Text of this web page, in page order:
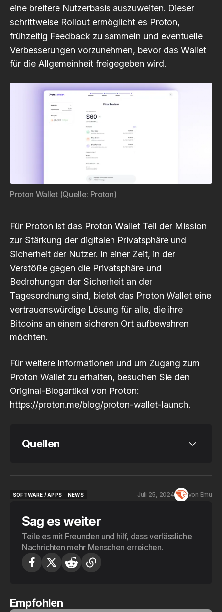
eine breitere Nutzerbasis auszuweiten. Dieser
schrittweise Rollout ermöglicht es Proton,
frühzeitig Feedback zu sammeln und eventuelle
Verbesserungen vorzunehmen, bevor das Wallet
für die Allgemeinheit freigegeben wird.
Proton Wallet (Quelle: Proton)
Für Proton ist das Proton Wallet Teil der Mission
zur Stärkung der digitalen Privatsphäre und
Sicherheit der Nutzer. In einer Zeit, in der
Verstöße gegen die Privatsphäre und
Bedrohungen der Sicherheit an der
Tagesordnung sind, bietet das Proton Wallet eine
vertrauenswürdige Lösung für alle, die ihre
Bitcoins an einem sicheren Ort aufbewahren
möchten.
Für weitere Informationen und um Zugang zum
Proton Wallet zu erhalten, besuchen Sie den
Original-Blogartikel von Proton:
https://proton.me/blog/proton-wallet-launch.
Quellen
Andy Yen: Introducing Proton Wallet – a
(https://proton.me/blog/proton-wallet-
https://proton.me/blog/proton-wallet-
launch
SOFTWARE / APPS
NEWS
Juli 25, 2024 von Emu
Sag es weiter
Teile es mit Freunden und hilf, dass verlässliche
Nachrichten mehr Menschen erreichen.
Empfohlen